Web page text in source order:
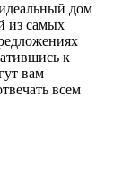
дом
из самых
к
вам
всем